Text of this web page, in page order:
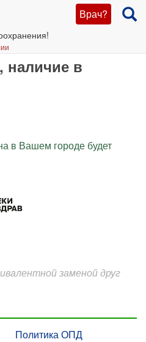
Врач?
наличие в
в Вашем городе будет
заменой друг
Политика ОПД